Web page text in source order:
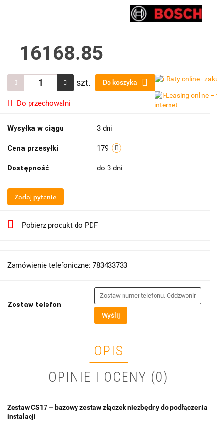
16168.85
szt. Do koszyka
Do przechowalni
Wysyłka w ciągu 3 dni
Cena przesyłki 179
Dostępność do 3 dni
Zadaj pytanie
Pobierz produkt do PDF
Zamówienie telefoniczne: 783433733
Zostaw telefon
Wyślij
OPIS
OPINIE I OCENY (0)
Zestaw CS17 – bazowy zestaw złączek niezbędny do podłączenia
instalacji